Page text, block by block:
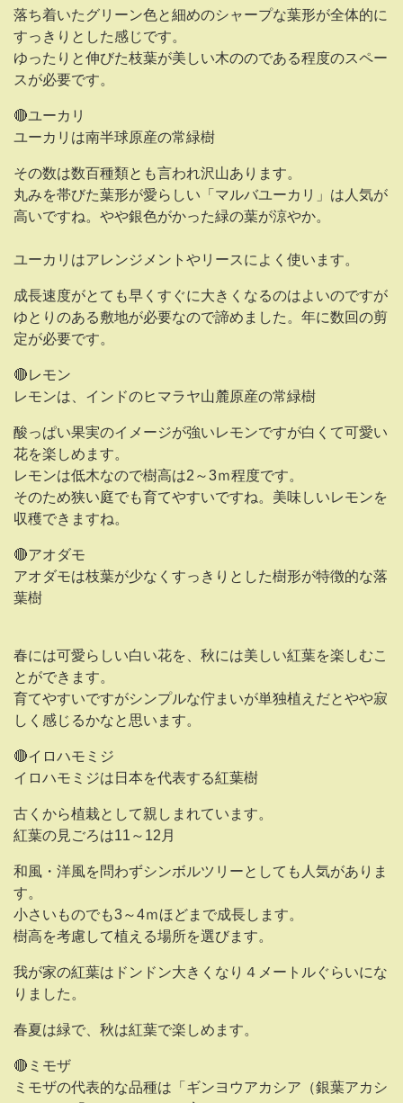
落ち着いたグリーン色と細めのシャープな葉形が全体的に
すっきりとした感じです。
ゆったりと伸びた枝葉が美しい木ののである程度のスペー
スが必要です。
🔴ユーカリ
ユーカリは南半球原産の常緑樹
その数は数百種類とも言われ沢山あります。
丸みを帯びた葉形が愛らしい「マルバユーカリ」は人気が
高いですね。やや銀色がかった緑の葉が涼やか。
ユーカリはアレンジメントやリースによく使います。
成長速度がとても早くすぐに大きくなるのはよいのですが
ゆとりのある敷地が必要なので諦めました。年に数回の剪
定が必要です。
🔴レモン
レモンは、インドのヒマラヤ山麓原産の常緑樹
酸っぱい果実のイメージが強いレモンですが白くて可愛い
花を楽しめます。
レモンは低木なので樹高は2～3ｍ程度です。
そのため狭い庭でも育てやすいですね。美味しいレモンを
収穫できますね。
🔴アオダモ
アオダモは枝葉が少なくすっきりとした樹形が特徴的な落
葉樹
春には可愛らしい白い花を、秋には美しい紅葉を楽しむこ
とができます。
育てやすいですがシンプルな佇まいが単独植えだとやや寂
しく感じるかなと思います。
🔴イロハモミジ
イロハモミジは日本を代表する紅葉樹
古くから植栽として親しまれています。
紅葉の見ごろは11～12月
和風・洋風を問わずシンボルツリーとしても人気がありま
す。
小さいものでも3～4ｍほどまで成長します。
樹高を考慮して植える場所を選びます。
我が家の紅葉はドンドン大きくなり４メートルぐらいにな
りました。
春夏は緑で、秋は紅葉で楽しめます。
🔴ミモザ
ミモザの代表的な品種は「ギンヨウアカシア（銀葉アカシ